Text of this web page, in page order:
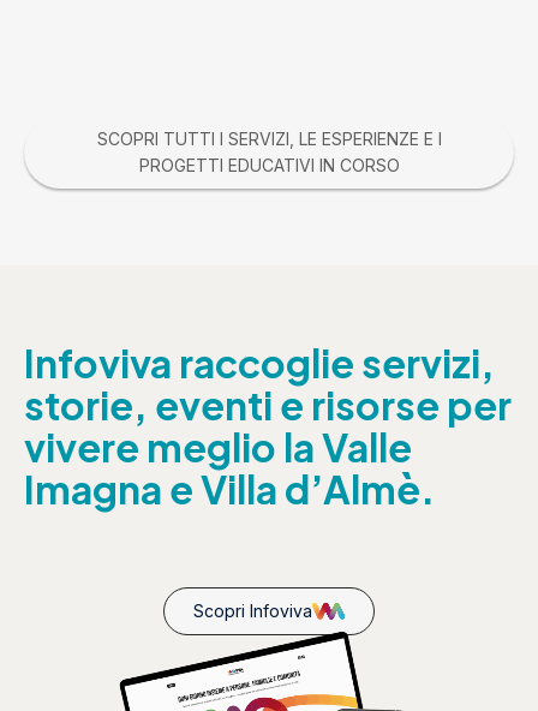
SCOPRI TUTTI I SERVIZI, LE ESPERIENZE E I
PROGETTI EDUCATIVI IN CORSO
Infoviva raccoglie servizi,
storie, eventi e risorse per
vivere meglio la Valle
Imagna e Villa d’Almè.
Scopri Infoviva